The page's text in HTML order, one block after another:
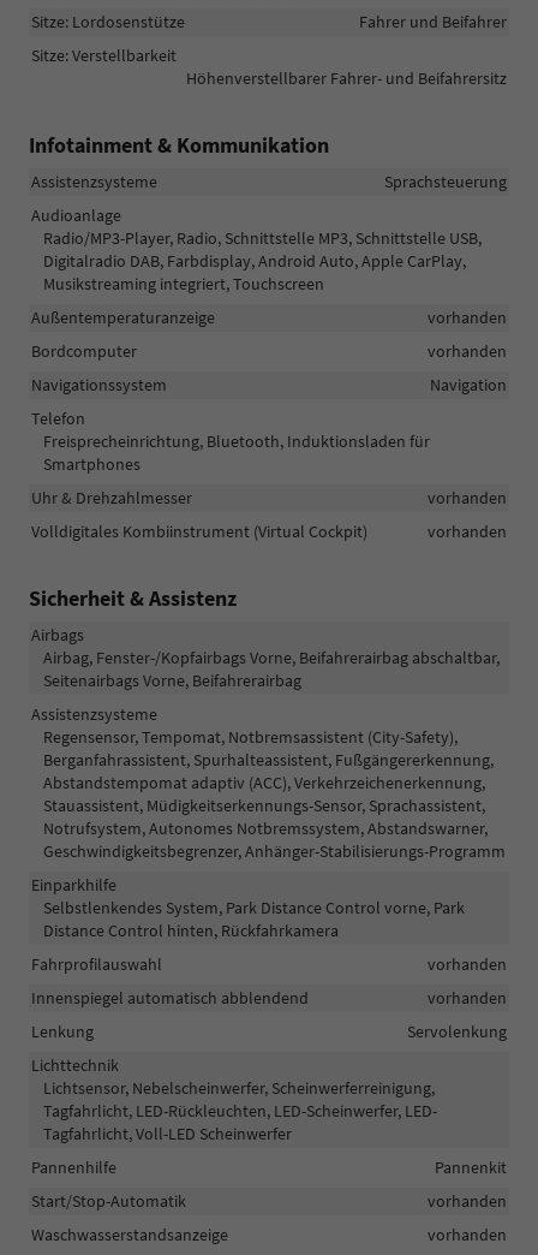
Sitze: Lordosenstütze
Fahrer und Beifahrer
Sitze: Verstellbarkeit
Höhenverstellbarer Fahrer- und Beifahrersitz
Infotainment & Kommunikation
Assistenzsysteme
Sprachsteuerung
Audioanlage
Radio/MP3-Player, Radio, Schnittstelle MP3, Schnittstelle USB,
Digitalradio DAB, Farbdisplay, Android Auto, Apple CarPlay,
Musikstreaming integriert, Touchscreen
Außentemperaturanzeige
vorhanden
Bordcomputer
vorhanden
Navigationssystem
Navigation
Telefon
Freisprecheinrichtung, Bluetooth, Induktionsladen für
Smartphones
Uhr & Drehzahlmesser
vorhanden
Volldigitales Kombiinstrument (Virtual Cockpit)
vorhanden
Sicherheit & Assistenz
Airbags
Airbag, Fenster-/Kopfairbags Vorne, Beifahrerairbag abschaltbar,
Seitenairbags Vorne, Beifahrerairbag
Assistenzsysteme
Regensensor, Tempomat, Notbremsassistent (City-Safety),
Berganfahrassistent, Spurhalteassistent, Fußgängererkennung,
Abstandstempomat adaptiv (ACC), Verkehrzeichenerkennung,
Stauassistent, Müdigkeitserkennungs-Sensor, Sprachassistent,
Notrufsystem, Autonomes Notbremssystem, Abstandswarner,
Geschwindigkeitsbegrenzer, Anhänger-Stabilisierungs-Programm
Einparkhilfe
Selbstlenkendes System, Park Distance Control vorne, Park
Distance Control hinten, Rückfahrkamera
Fahrprofilauswahl
vorhanden
Innenspiegel automatisch abblendend
vorhanden
Lenkung
Servolenkung
Lichttechnik
Lichtsensor, Nebelscheinwerfer, Scheinwerferreinigung,
Tagfahrlicht, LED-Rückleuchten, LED-Scheinwerfer, LED-
Tagfahrlicht, Voll-LED Scheinwerfer
Pannenhilfe
Pannenkit
Start/Stop-Automatik
vorhanden
Waschwasserstandsanzeige
vorhanden